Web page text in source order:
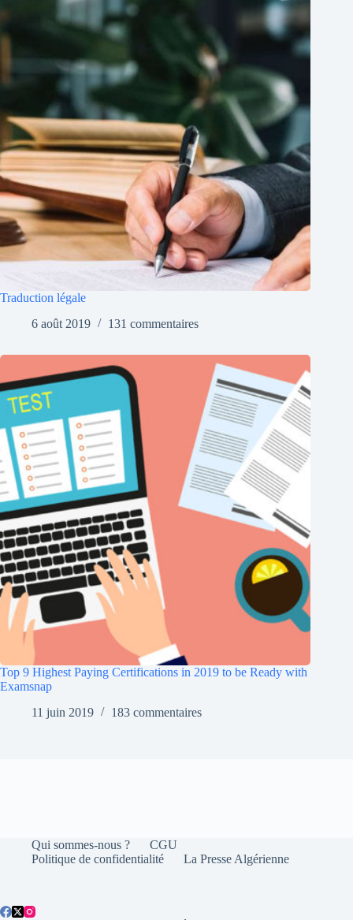
Traduction légale
6 août 2019
131 commentaires
Top 9 Highest Paying Certifications in 2019 to be Ready with
Examsnap
11 juin 2019
183 commentaires
Qui sommes-nous ?
CGU
Politique de confidentialité
La Presse Algérienne